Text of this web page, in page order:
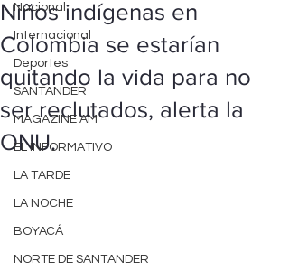
Nacional
Internacional
Deportes
SANTANDER
MAGAZINE AM
EL INFORMATIVO
LA TARDE
LA NOCHE
BOYACÁ
NORTE DE SANTANDER
Niños indígenas en
Colombia se estarían
quitando la vida para no
ser reclutados, alerta la
ONU.